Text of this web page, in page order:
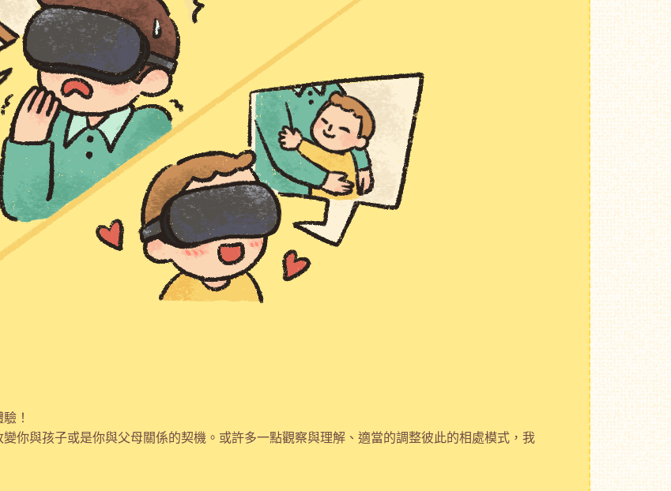
！
你與孩子或是你與父母關係的契機。或許多一點觀察與理解、適當的調整彼此的相處模式，我